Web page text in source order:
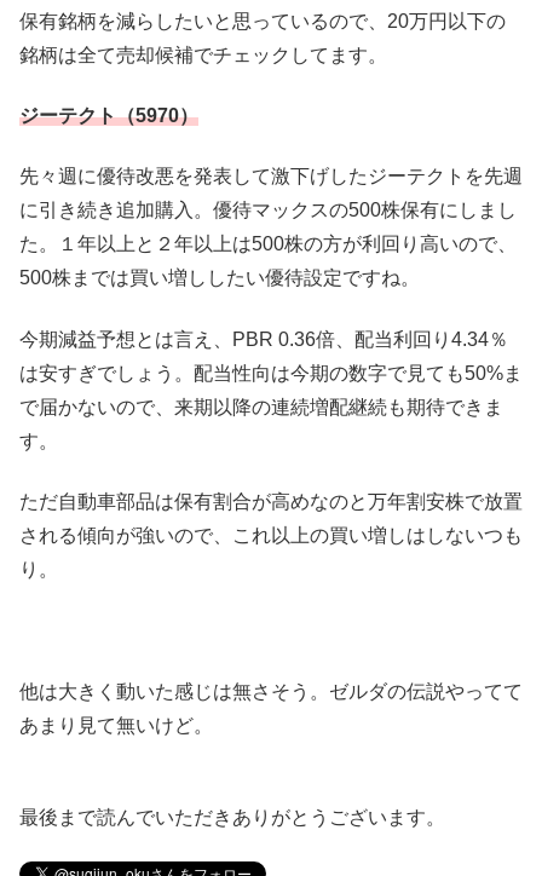
保有銘柄を減らしたいと思っているので、20万円以下の
銘柄は全て売却候補でチェックしてます。
ジーテクト（5970）
先々週に優待改悪を発表して激下げしたジーテクトを先週
に引き続き追加購入。優待マックスの500株保有にしまし
た。１年以上と２年以上は500株の方が利回り高いので、
500株までは買い増ししたい優待設定ですね。
今期減益予想とは言え、PBR 0.36倍、配当利回り4.34％
は安すぎでしょう。配当性向は今期の数字で見ても50%ま
で届かないので、来期以降の連続増配継続も期待できま
す。
ただ自動車部品は保有割合が高めなのと万年割安株で放置
される傾向が強いので、これ以上の買い増しはしないつも
り。
他は大きく動いた感じは無さそう。ゼルダの伝説やってて
あまり見て無いけど。
最後まで読んでいただきありがとうございます。